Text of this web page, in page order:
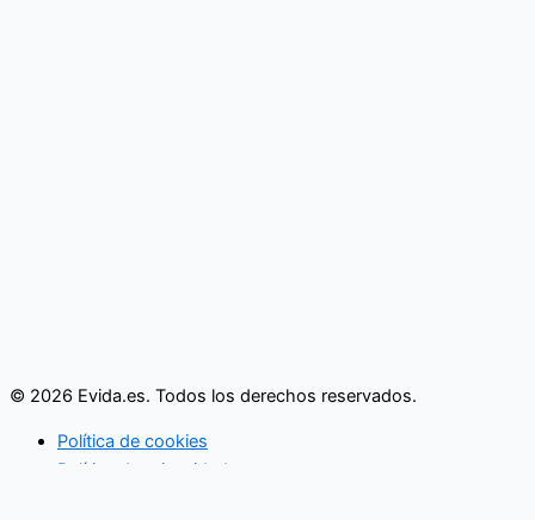
© 2026 Evida.es. Todos los derechos reservados.
Política de cookies
Política de privacidad